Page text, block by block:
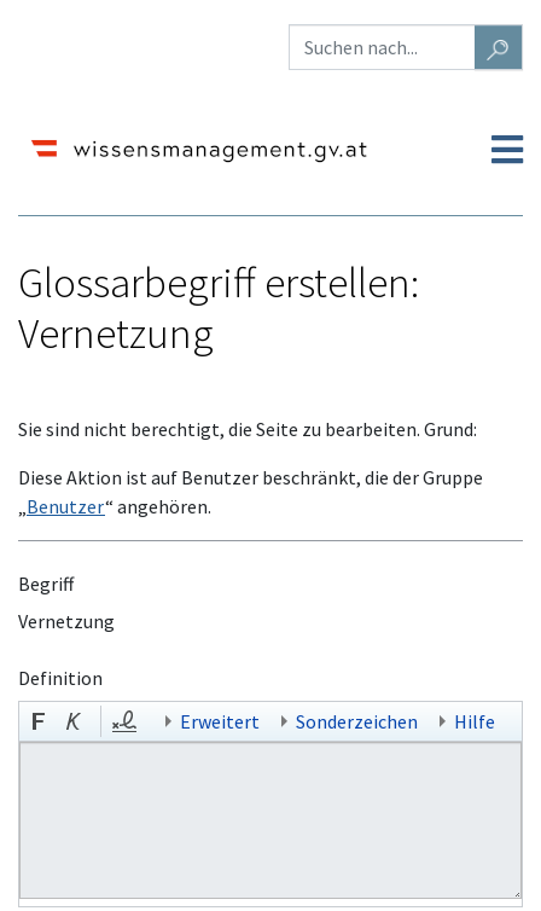
Glossarbegriff erstellen:
Vernetzung
Wechseln zu:Navigation, Suche
Sie sind nicht berechtigt, die Seite zu bearbeiten. Grund:
Diese Aktion ist auf Benutzer beschränkt, die der Gruppe
Benutzer“ angehören.
Begriff
Vernetzung
Definition
Erweitert
Sonderzeichen Hilfe